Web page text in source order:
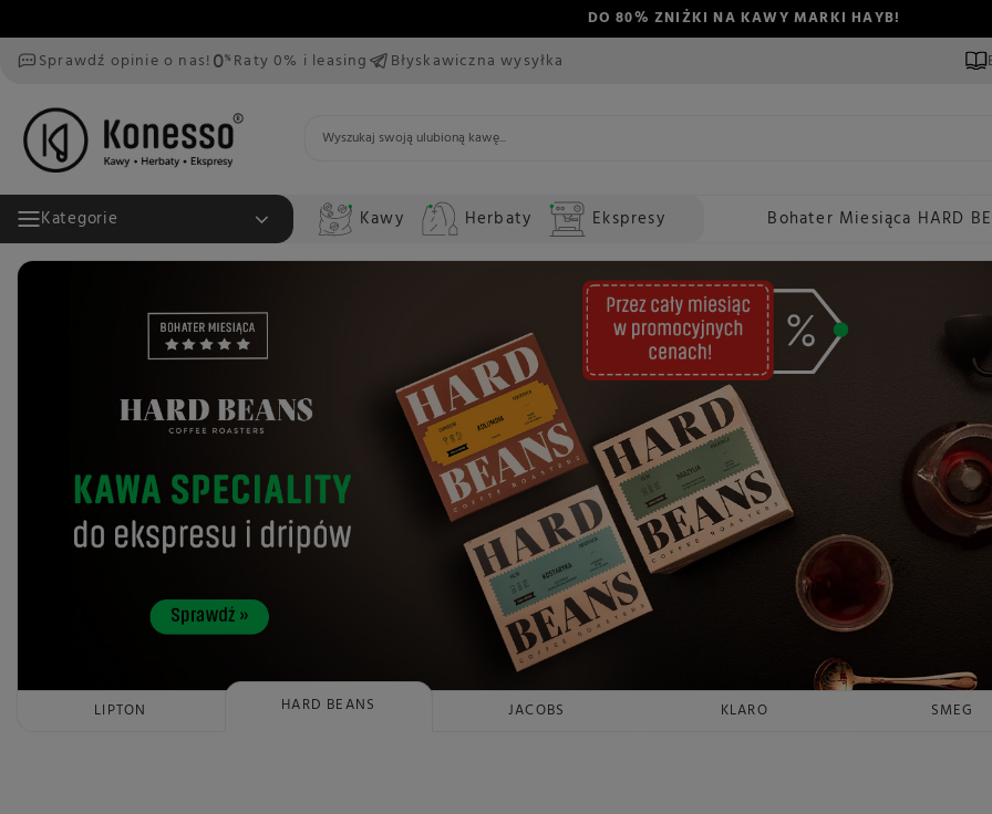
DO 80% ZNIŻKI NA KAWY MARKI HAYB!
Sprawdź opinie o nas!
Raty 0% i leasing Błyskawiczna wysyłka
Kategorie Kawy Herbaty Ekspresy Bohater Miesiąca HARD
LIPTON HARD BEANS JACOBS KLARO SMEG